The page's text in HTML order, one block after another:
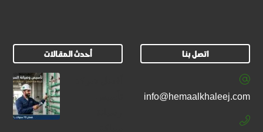
اتصل بنا
info@hemaalkhaleej.com
أحدث المقالات